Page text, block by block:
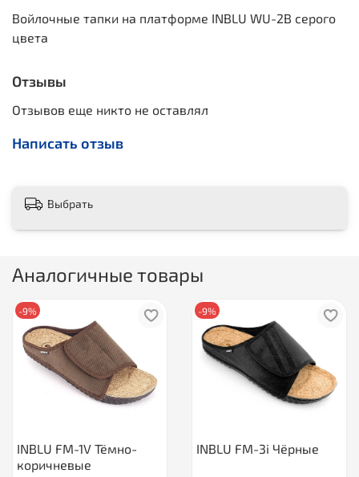
Войлочные тапки на платформе INBLU WU-2B серого
цвета
Отзывы
Отзывов еще никто не оставлял
Написать отзыв
Выбрать
Аналогичные товары
-9%
INBLU FM-1V Тёмно-
коричневые
-9%
INBLU FM-3i Чёрные